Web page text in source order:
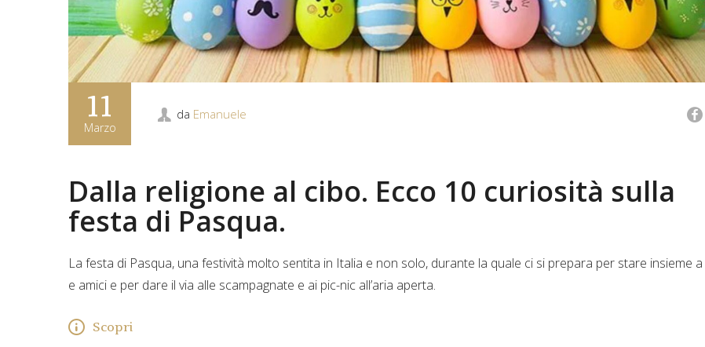
11
Marzo
da Emanuele
Dalla religione al cibo. Ecco 10 curiosità sulla
festa di Pasqua.
La festa di Pasqua, una festività molto sentita in Italia e non solo, durante la quale ci si prepara per stare insieme a
e amici e per dare il via alle scampagnate e ai pic-nic all’aria aperta.
Scopri